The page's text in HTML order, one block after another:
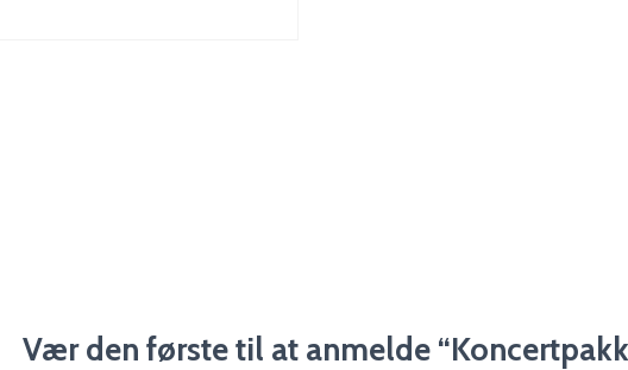
Vær den første til at anmelde